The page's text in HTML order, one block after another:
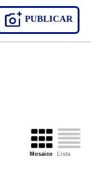
PUBLICAR
Lista
Mosaico